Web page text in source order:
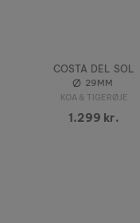
COSTA DEL SOL
29MM
KOA & TIGERØJE
1.299 kr.